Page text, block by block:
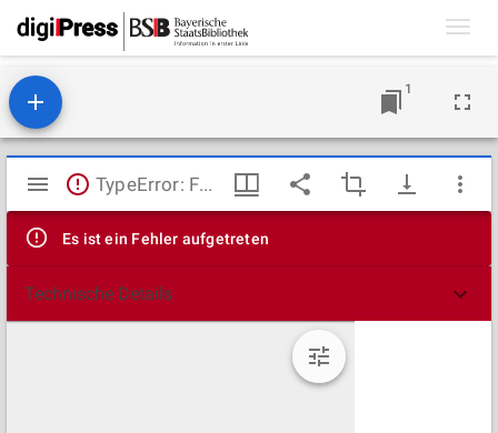
1
Mirador
Viewer
TypeError: Failed to fetch
Es ist ein Fehler aufgetreten
Technische Details